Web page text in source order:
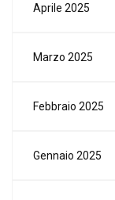
Aprile 2025
Marzo 2025
Febbraio 2025
Gennaio 2025